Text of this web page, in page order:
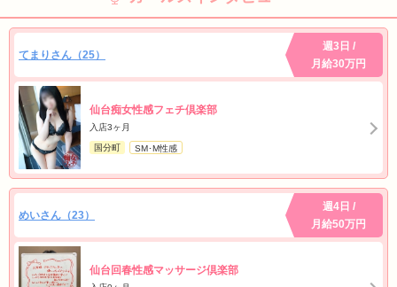
てまりさん（25）
週3日 /
月給30万円
仙台痴女性感フェチ倶楽部
入店3ヶ月
国分町 SM･M性感
めいさん（23）
週4日 /
月給50万円
仙台回春性感マッサージ倶楽部